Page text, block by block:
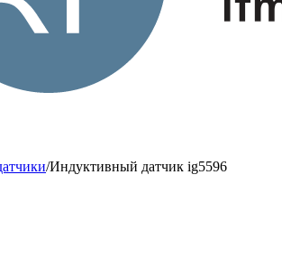
/Индуктивный датчик ig5596